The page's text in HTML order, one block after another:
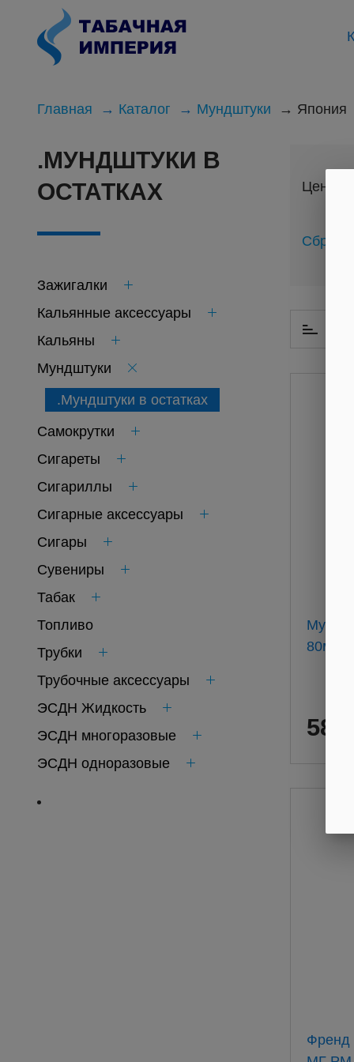
Главная Каталог Мундштуки Япония
.МУНДШТУКИ В
ОСТАТКАХ
Зажигалки
Кальянные аксессуары
Кальяны
Мундштуки
.Мундштуки в остатках
Самокрутки
Сигареты
Сигариллы
Сигарные аксессуары
Сигары
Сувениры
Табак
Топливо
Трубки
Трубочные аксессуары
ЭСДН Жидкость
ЭСДН многоразовые
ЭСДН одноразовые
Цена
80мм
583
Френд